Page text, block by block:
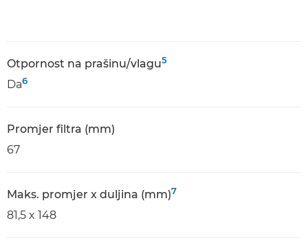
Otpornost na prašinu/vlagu5
Da6
Promjer filtra (mm)
67
Maks. promjer x duljina (mm)7
81,5 x 148